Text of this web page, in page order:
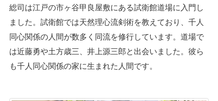
総司は江戸の市ヶ谷甲良屋敷にある試衛館道場に入門し
ました。試衛館では天然理心流剣術を教えており、千人
同心関係の人間が数多く同流を修行しています。道場で
は近藤勇や土方歳三、井上源三郎と出会いました。彼ら
も千人同心関係の家に生まれた人間です。